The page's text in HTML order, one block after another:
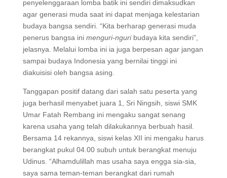
penyelenggaraan lomba batik ini sendiri dimaksudkan
agar generasi muda saat ini dapat menjaga kelestarian
budaya bangsa sendiri. “Kita berharap generasi muda
penerus bangsa ini menguri-nguribudaya kita sendiri”,
jelasnya. Melalui lomba ini ia juga berpesan agar jangan
sampai budaya Indonesia yang bernilai tinggi ini
diakuisisi oleh bangsa asing.
Tanggapan positif datang dari salah satu peserta yang
juga berhasil menyabet juara 1, Sri Ningsih, siswi SMK
Umar Fatah Rembang ini mengaku sangat senang
karena usaha yang telah dilakukannya berbuah hasil.
Bersama 14 rekannya, siswi kelas XII ini mengaku harus
berangkat pukul 04.00 subuh untuk berangkat menuju
Udinus. “Alhamdulillah mas usaha saya engga sia-sia,
saya sama teman-teman berangkat dari rumah